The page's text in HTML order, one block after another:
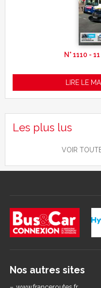
N° 1110 -
LIRE LE
Les plus lus
VOIR
Nos autres sites